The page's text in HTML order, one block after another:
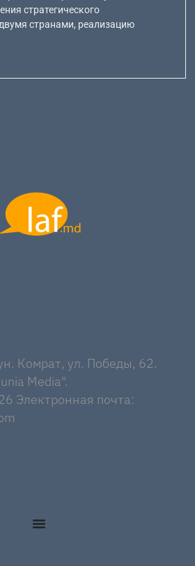
стратегического
странами, реализацию
Комрат, ул. Победы, 62.
Media".
Электронная почта: